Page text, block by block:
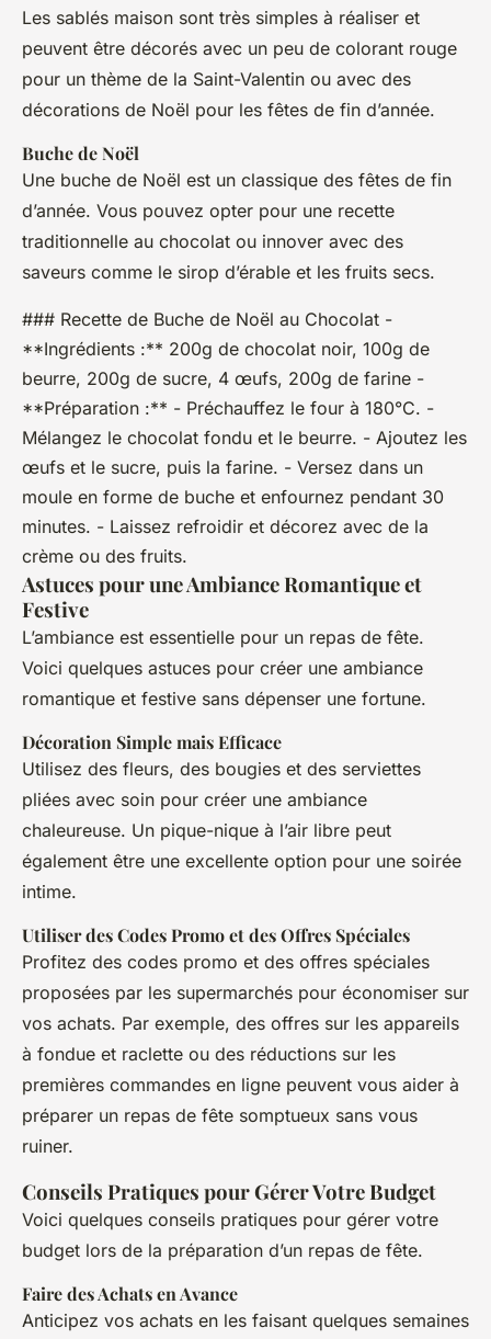
Les sablés maison sont très simples à réaliser et
peuvent être décorés avec un peu de colorant rouge
pour un thème de la Saint-Valentin ou avec des
décorations de Noël pour les fêtes de fin d’année.
Buche de Noël
Une buche de Noël est un classique des fêtes de fin
d’année. Vous pouvez opter pour une recette
traditionnelle au chocolat ou innover avec des
saveurs comme le sirop d’érable et les fruits secs.
### Recette de Buche de Noël au Chocolat -
**Ingrédients :** 200g de chocolat noir, 100g de
beurre, 200g de sucre, 4 œufs, 200g de farine -
**Préparation :** - Préchauffez le four à 180°C. -
Mélangez le chocolat fondu et le beurre. - Ajoutez les
œufs et le sucre, puis la farine. - Versez dans un
moule en forme de buche et enfournez pendant 30
minutes. - Laissez refroidir et décorez avec de la
crème ou des fruits.
Astuces pour une Ambiance Romantique et
Festive
L’ambiance est essentielle pour un repas de fête.
Voici quelques astuces pour créer une ambiance
romantique et festive sans dépenser une fortune.
Décoration Simple mais Efficace
Utilisez des fleurs, des bougies et des serviettes
pliées avec soin pour créer une ambiance
chaleureuse. Un pique-nique à l’air libre peut
également être une excellente option pour une soirée
intime.
Utiliser des Codes Promo et des Offres Spéciales
Profitez des codes promo et des offres spéciales
proposées par les supermarchés pour économiser sur
vos achats. Par exemple, des offres sur les appareils
à fondue et raclette ou des réductions sur les
premières commandes en ligne peuvent vous aider à
préparer un repas de fête somptueux sans vous
ruiner.
Conseils Pratiques pour Gérer Votre Budget
Voici quelques conseils pratiques pour gérer votre
budget lors de la préparation d’un repas de fête.
Faire des Achats en Avance
Anticipez vos achats en les faisant quelques semaines